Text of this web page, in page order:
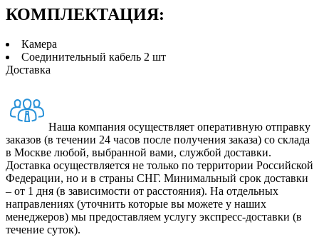
КОМПЛЕКТАЦИЯ:
Камера
Соединительный кабель 2 шт
Доставка
Наша компания осуществляет оперативную отправку
заказов (в течении 24 часов после получения заказа) со склада
в Москве любой, выбранной вами, службой доставки.
Доставка осуществляется не только по территории Российской
Федерации, но и в страны СНГ. Минимальный срок доставки
– от 1 дня (в зависимости от расстояния). На отдельных
направлениях (уточнить которые вы можете у наших
менеджеров) мы предоставляем услугу экспресс-доставки (в
течение суток).